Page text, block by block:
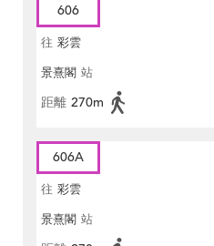
606
往 彩雲
景熹閣 站
距離 270m
606A
往 彩雲
景熹閣 站